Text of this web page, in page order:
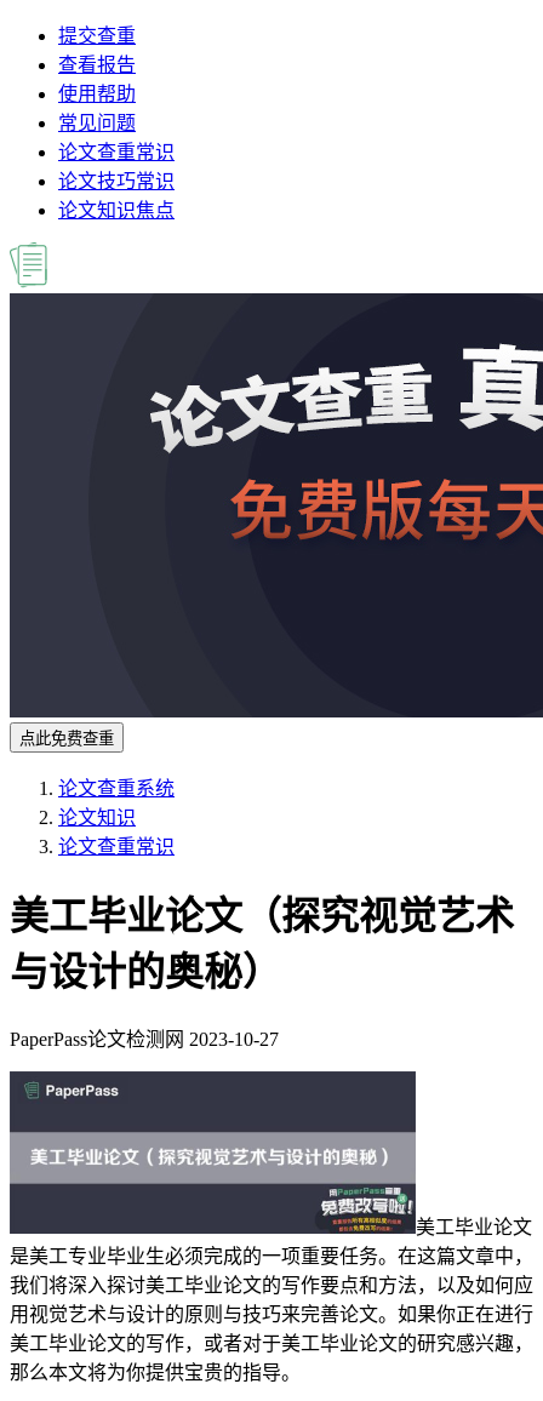
提交查重
查看报告
使用帮助
常见问题
论文查重常识
论文技巧常识
论文知识焦点
点此免费查重
论文查重系统
论文知识
论文查重常识
美工毕业论文（探究视觉艺术
与设计的奥秘）
PaperPass论文检测网 2023-10-27
美工毕业论文
是美工专业毕业生必须完成的一项重要任务。在这篇文章中，
我们将深入探讨美工毕业论文的写作要点和方法，以及如何应
用视觉艺术与设计的原则与技巧来完善论文。如果你正在进行
美工毕业论文的写作，或者对于美工毕业论文的研究感兴趣，
那么本文将为你提供宝贵的指导。